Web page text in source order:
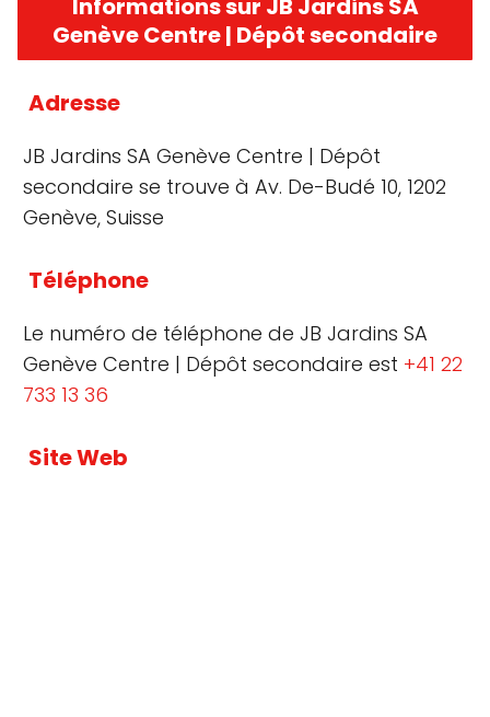
Informations sur JB Jardins SA
Genève Centre | Dépôt secondaire
Adresse
JB Jardins SA Genève Centre | Dépôt
secondaire se trouve à Av. De-Budé 10, 1202
Genève, Suisse
Téléphone
Le numéro de téléphone de JB Jardins SA
Genève Centre | Dépôt secondaire est +41 22
733 13 36
Site Web